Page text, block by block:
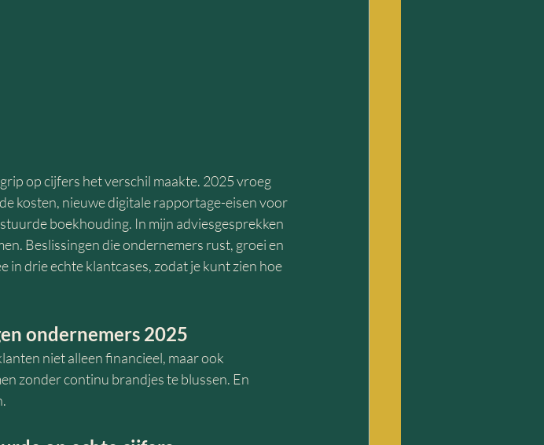
op cijfers het verschil maakte. 2025 vroeg
kosten, nieuwe digitale rapportage-eisen voor
boekhouding. In mijn adviesgesprekken
Beslissingen die ondernemers rust, groei en
in drie echte klantcases, zodat je kunt zien hoe
ondernemers 2025
niet alleen financieel, maar ook
zonder continu brandjes te blussen. En